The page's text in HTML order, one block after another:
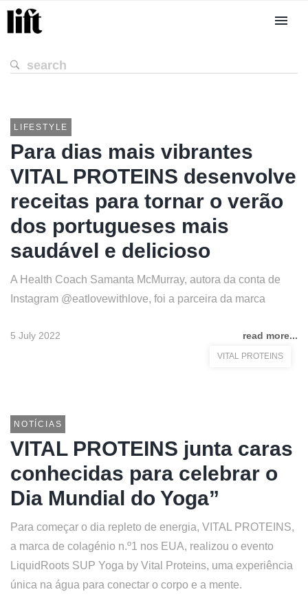
LIFESTYLE
Para dias mais vibrantes
VITAL PROTEINS desenvolve
receitas para tornar o verão
dos portugueses mais
saudável e delicioso
A Health Coach Samanta McMurray, autora da conta de
Instagram @eatlovewithlove, foi a parceira da marca
5 July 2022 read more...
VITAL PROTEINS
NOTÍCIAS
VITAL PROTEINS junta caras
conhecidas para celebrar o
Dia Mundial do Yoga”
Para começar o dia repleto de energia, VITAL PROTEINS,
a marca de colagénio n.º1 nos EUA, realizou o evento
LiquidRoots SUP Yoga by Vital Proteins, uma experiência
única na água para conectar o corpo e a mente.